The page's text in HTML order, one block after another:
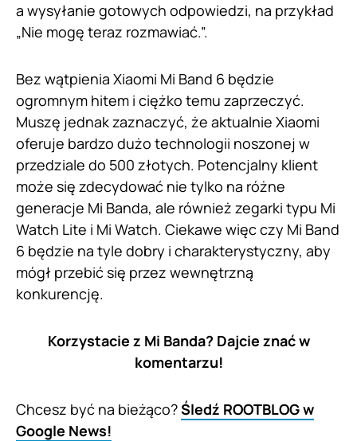
a wysyłanie gotowych odpowiedzi, na przykład
„Nie mogę teraz rozmawiać.”.
Bez wątpienia Xiaomi Mi Band 6 będzie
ogromnym hitem i ciężko temu zaprzeczyć.
Muszę jednak zaznaczyć, że aktualnie Xiaomi
oferuje bardzo dużo technologii noszonej w
przedziale do 500 złotych. Potencjalny klient
może się zdecydować nie tylko na różne
generacje Mi Banda, ale również zegarki typu Mi
Watch Lite i Mi Watch. Ciekawe więc czy Mi Band
6 będzie na tyle dobry i charakterystyczny, aby
mógł przebić się przez wewnętrzną
konkurencję.
Korzystacie z Mi Banda? Dajcie znać w
komentarzu!
Chcesz być na bieżąco?Śledź ROOTBLOG w
Google News!